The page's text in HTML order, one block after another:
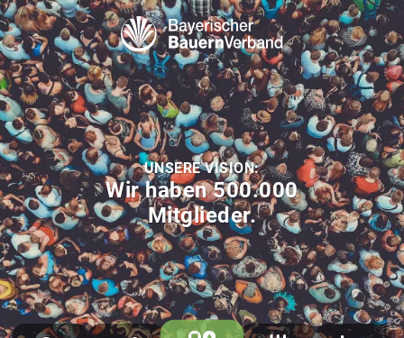
Bayerischer Bauern Verband - BBV
UNSERE VISION:
Wir haben 500.000
Mitglieder.